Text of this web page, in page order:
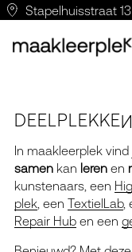
Stapelhuisstraat
DEELPLEKKEN
In maakleerplek
samenkan lerenen
kunstenaars, een
plek, een TextielLab,
Repair Huben een